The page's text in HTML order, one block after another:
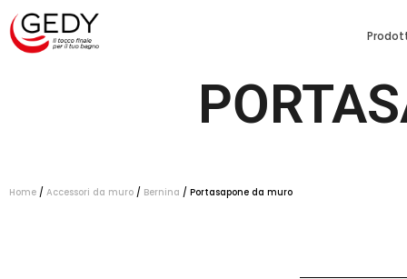
Home / Accessori da muro / Bernina / Portasapone da muro